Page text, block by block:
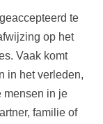
te
op het
Vaak komt
in het verleden,
mensen in je
familie of